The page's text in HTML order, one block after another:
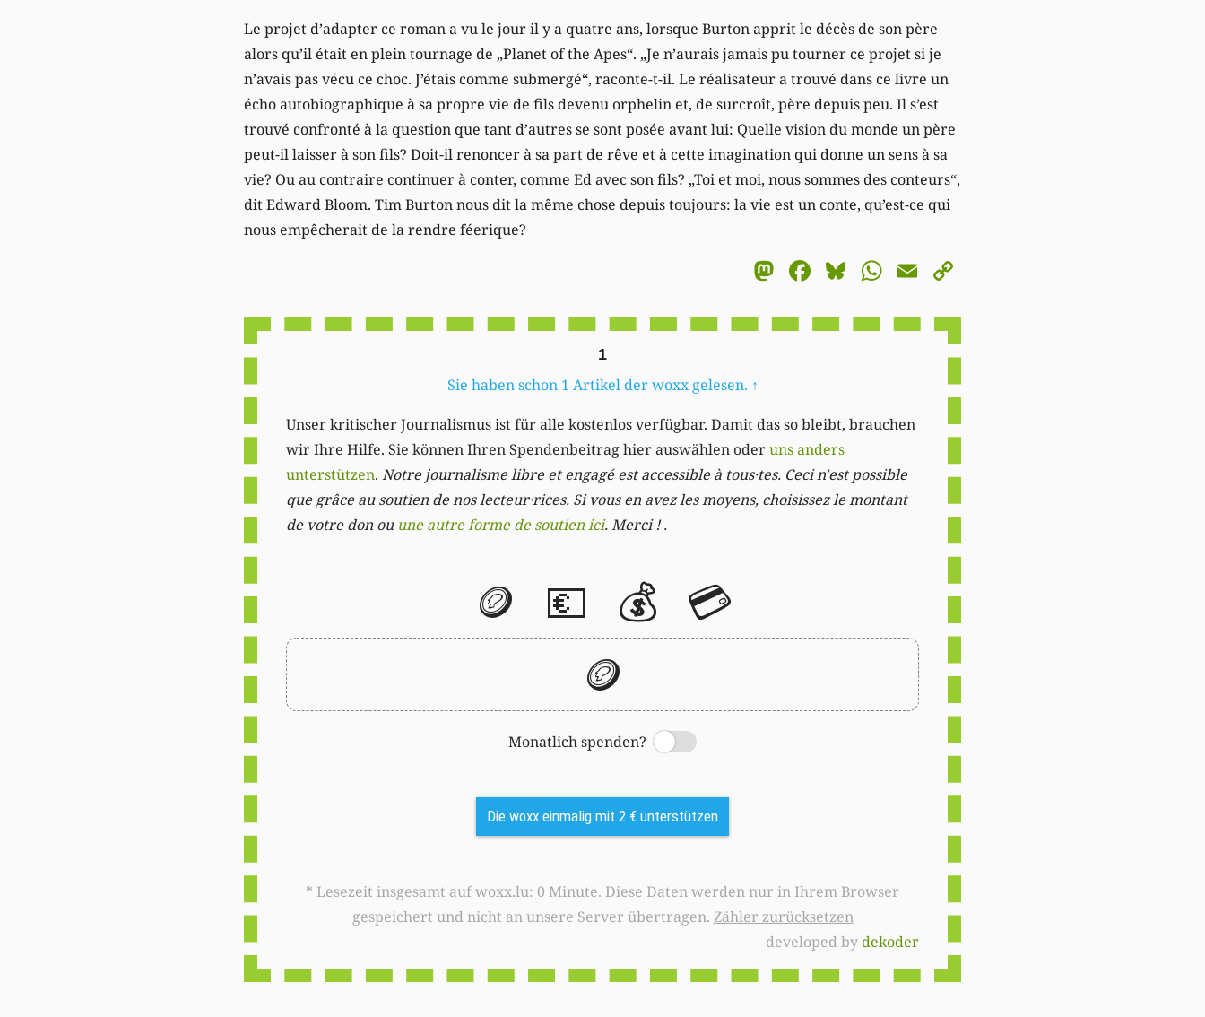
Le projet d’adapter ce roman a vu le jour il y a quatre ans, lorsque Burton apprit le décès de son père
alors qu’il était en plein tournage de „Planet of the Apes“. „Je n’aurais jamais pu tourner ce projet si je
n’avais pas vécu ce choc. J’étais comme submergé“, raconte-t-il. Le réalisateur a trouvé dans ce livre un
écho autobiographique à sa propre vie de fils devenu orphelin et, de surcroît, père depuis peu. Il s’est
trouvé confronté à la question que tant d’autres se sont posée avant lui: Quelle vision du monde un père
peut-il laisser à son fils? Doit-il renoncer à sa part de rêve et à cette imagination qui donne un sens à sa
vie? Ou au contraire continuer à conter, comme Ed avec son fils? „Toi et moi, nous sommes des conteurs“,
dit Edward Bloom. Tim Burton nous dit la même chose depuis toujours: la vie est un conte, qu’est-ce qui
nous empêcherait de la rendre féerique?
Mastodon
Facebook
Bluesky
WhatsApp
Email
1
Sie haben schon 1 Artikel der woxx gelesen. ↑
Unser kritischer Journalismus ist für alle kostenlos verfügbar. Damit das so bleibt, brauchen
wir Ihre Hilfe. Sie können Ihren Spendenbeitrag hier auswählen oderuns anders
unterstützen. Notre journalisme libre et engagé est accessible à tous·tes. Ceci n'est possible
que grâce au soutien de nos lecteur·rices. Si vous en avez les moyens, choisissez le montant
de votre don ou une autre forme de soutien ici. Merci ! .
🪙 💶 💰 💳
🪙
Monatlich spenden?
Switch
Die woxx einmalig mit 2 € unterstützen
* Lesezeit insgesamt auf woxx.lu: 0 Minute. Diese Daten werden nur in Ihrem Browser
gespeichert und nicht an unsere Server übertragen. Zähler zurücksetzen
developed bydekoder